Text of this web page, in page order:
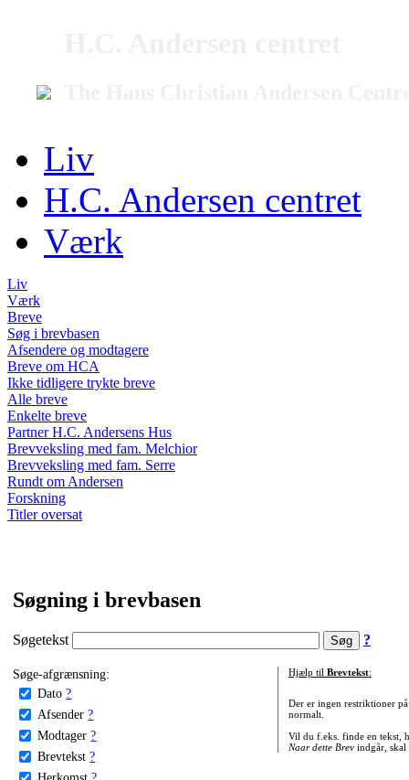
Liv
H.C. Andersen centret
Værk
Liv
Værk
Breve
Søg i brevbasen
Afsendere og modtagere
Breve om HCA
Ikke tidligere trykte breve
Alle breve
Enkelte breve
Partner H.C. Andersens Hus
Brevveksling med fam. Melchior
Brevveksling med fam. Serre
Rundt om Andersen
Forskning
Titler oversat
Søgning i brevbasen
Søgetekst ?
Søge-afgrænsning:
Dato ?
Afsender ?
Modtager ?
Brevtekst ?
Hjælp til Brevtekst:
Der er ingen restriktioner
normalt.
Vil du f.eks. finde en tekst,
Naar dette Brevindgår, skal